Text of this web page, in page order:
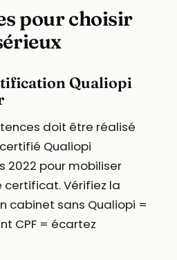
pour choisir
Qualiopi
doit être réalisé
Qualiopi
2022 pour mobiliser
certificat. Vérifiez la
cabinet sans Qualiopi =
CPF = écartez